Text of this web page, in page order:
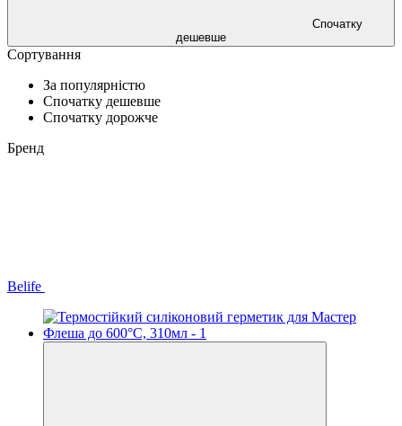
Спочатку
дешевше
Сортування
За популярністю
Спочатку дешевше
Спочатку дорожче
Бренд
Belife